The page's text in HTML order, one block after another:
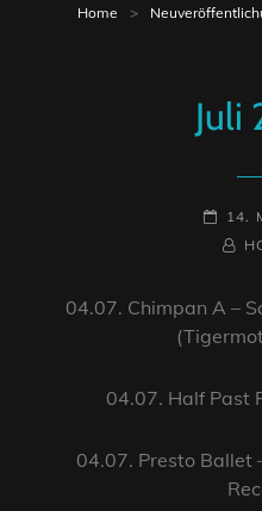
Home >
Juli
ON
14.
BY
04.07. Chimpan A –
04.07. Half Past
04.07. Presto Ballet